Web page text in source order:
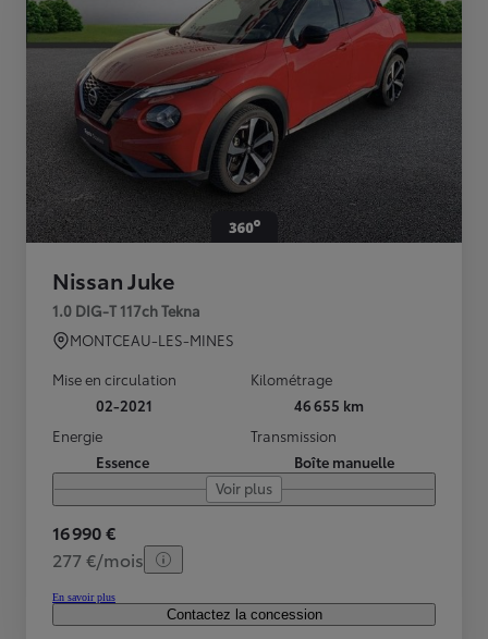
Nissan Juke
1.0 DIG-T 117ch Tekna
MONTCEAU-LES-MINES
Mise en circulation
02-2021
Kilométrage
46 655 km
Energie
Essence
Transmission
Boîte manuelle
Voir plus
16 990 €
277 €/mois
En savoir plus
Contactez la concession